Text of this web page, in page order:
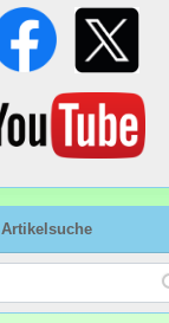
Artikelsuche